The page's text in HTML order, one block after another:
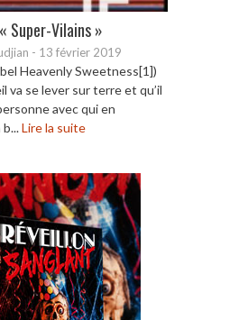
Super-Vilains »
- 13 février 2019
Heavenly Sweetness[1])
va se lever sur terre et qu’il
avec qui en
Lire la suite